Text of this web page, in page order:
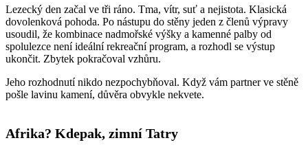
Lezecký den začal ve tři ráno. Tma, vítr, suť a nejistota. Klasická
dovolenková pohoda. Po nástupu do stěny jeden z členů výpravy
usoudil, že kombinace nadmořské výšky a kamenné palby od
spolulezce není ideální rekreační program, a rozhodl se výstup
ukončit. Zbytek pokračoval vzhůru.
Jeho rozhodnutí nikdo nezpochybňoval. Když vám partner ve stěně
pošle lavinu kamení, důvěra obvykle nekvete.
Afrika? Kdepak, zimní Tatry